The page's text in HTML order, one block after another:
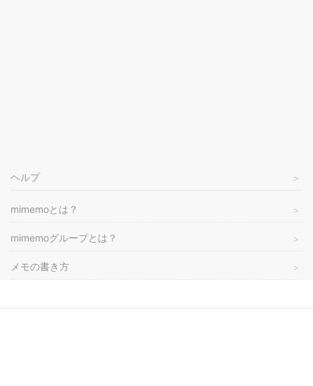
ヘルプ
mimemoとは？
mimemoグループとは？
メモの書き方